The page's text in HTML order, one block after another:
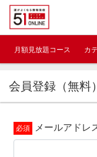
月額見放題コース カ
会員登録（無料）
メールアドレ